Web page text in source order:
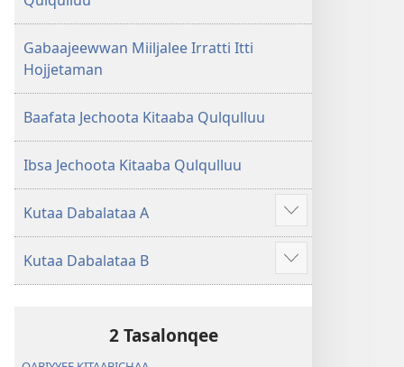
Gabaajeewwan Miiljalee Irratti Itti
Hojjetaman
Baafata Jechoota Kitaaba Qulqulluu
Ibsa Jechoota Kitaaba Qulqulluu
Kutaa Dabalataa A
Dabalataan
argisiisi
Kutaa Dabalataa B
Dabalataan
argisiisi
2 Tasalonqee